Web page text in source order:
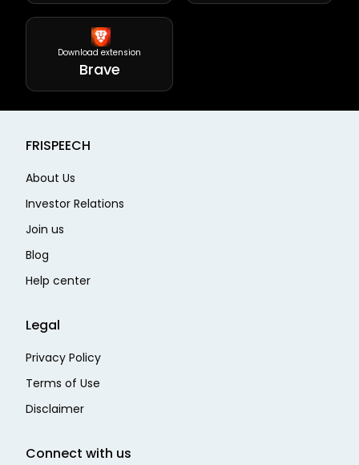
Download extension
Brave
FRISPEECH
About Us
Investor Relations
Join us
Blog
Help center
Legal
Privacy Policy
Terms of Use
Disclaimer
Connect with us